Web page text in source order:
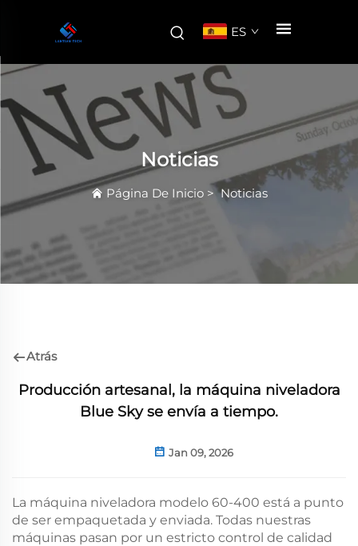
ES
Noticias
Página De Inicio>Noticias
Atrás
Producción artesanal, la máquina niveladora
Blue Sky se envía a tiempo.
Jan 09, 2026
La máquina niveladora modelo 60-400 está a punto
de ser empaquetada y enviada. Todas nuestras
máquinas pasan por un estricto control de calidad